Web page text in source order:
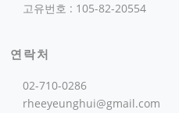
고유번호 : 105-82-20554
연락처
02-710-0286
rheeyeunghui@gmail.com